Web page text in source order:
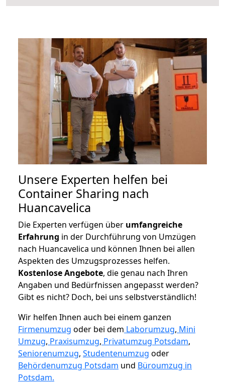
Unsere Experten helfen bei
Container Sharing nach
Huancavelica
Die Experten verfügen über umfangreiche
Erfahrung in der Durchführung von Umzügen
nach Huancavelica und können Ihnen bei allen
Aspekten des Umzugsprozesses helfen.
Kostenlose Angebote, die genau nach Ihren
Angaben und Bedürfnissen angepasst werden?
Gibt es nicht? Doch, bei uns selbstverständlich!
Wir helfen Ihnen auch bei einem ganzen
Firmenumzug oder bei dem Laborumzug, Mini
Umzug, Praxisumzug, Privatumzug Potsdam,
Seniorenumzug, Studentenumzug oder
Behördenumzug Potsdam und Büroumzug in
Potsdam.